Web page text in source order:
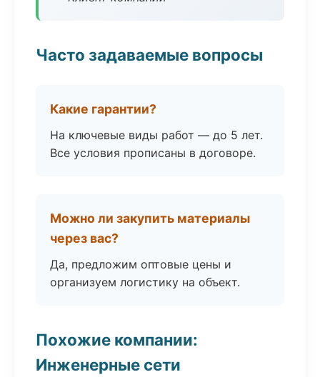
Часто задаваемые вопросы
Какие гарантии?
На ключевые виды работ — до 5 лет.
Все условия прописаны в договоре.
Можно ли закупить материалы
через вас?
Да, предложим оптовые цены и
организуем логистику на объект.
Похожие компании:
Инженерные сети